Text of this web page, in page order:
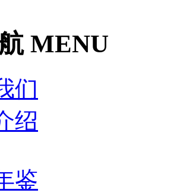
MENU
们
绍
鉴